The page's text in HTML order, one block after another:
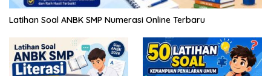
Latihan Soal ANBK SMP Numerasi Online Terbaru